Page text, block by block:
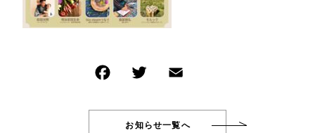
ショッピングガイド
TOPICS
BLOG
お知らせ一覧へ